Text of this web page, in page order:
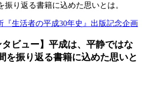
振り返る書籍に込めた思いとは。
『生活者の平成30年史』出版記念企画
ビュー】平成は、平静ではな
を振り返る書籍に込めた思いと